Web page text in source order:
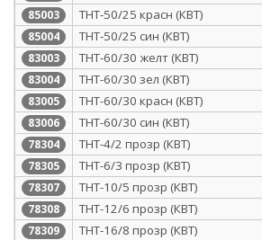
85003 ТНТ-50/25 красн (КВТ)
85004 ТНТ-50/25 син (КВТ)
83003 ТНТ-60/30 желт (КВТ)
83004 ТНТ-60/30 зел (КВТ)
83005 ТНТ-60/30 красн (КВТ)
83006 ТНТ-60/30 син (КВТ)
78304 ТНТ-4/2 прозр (КВТ)
78305 ТНТ-6/3 прозр (КВТ)
78307 ТНТ-10/5 прозр (КВТ)
78308 ТНТ-12/6 прозр (КВТ)
78309 ТНТ-16/8 прозр (КВТ)